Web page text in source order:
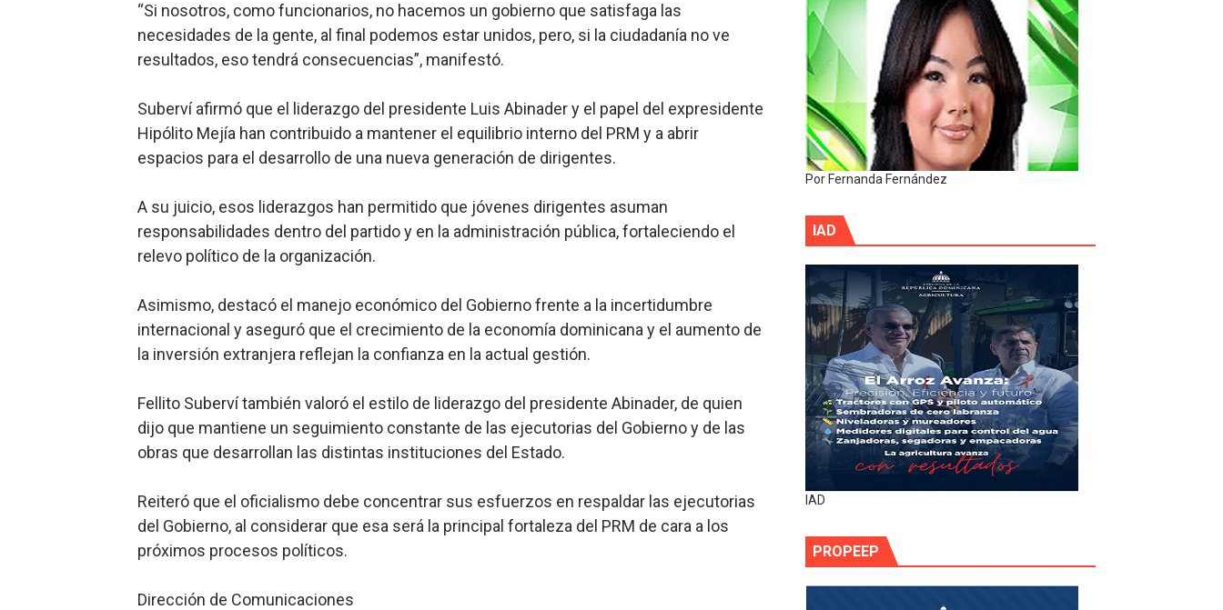
“Si nosotros, como funcionarios, no hacemos un gobierno que satisfaga las
necesidades de la gente, al final podemos estar unidos, pero, si la ciudadanía no ve
resultados, eso tendrá consecuencias”, manifestó.
Suberví afirmó que el liderazgo del presidente Luis Abinader y el papel del expresidente
Hipólito Mejía han contribuido a mantener el equilibrio interno del PRM y a abrir
espacios para el desarrollo de una nueva generación de dirigentes.
A su juicio, esos liderazgos han permitido que jóvenes dirigentes asuman
responsabilidades dentro del partido y en la administración pública, fortaleciendo el
relevo político de la organización.
Asimismo, destacó el manejo económico del Gobierno frente a la incertidumbre
internacional y aseguró que el crecimiento de la economía dominicana y el aumento de
la inversión extranjera reflejan la confianza en la actual gestión.
Fellito Suberví también valoró el estilo de liderazgo del presidente Abinader, de quien
dijo que mantiene un seguimiento constante de las ejecutorias del Gobierno y de las
obras que desarrollan las distintas instituciones del Estado.
Reiteró que el oficialismo debe concentrar sus esfuerzos en respaldar las ejecutorias
del Gobierno, al considerar que esa será la principal fortaleza del PRM de cara a los
próximos procesos políticos.
Dirección de Comunicaciones
Por Fernanda Fernández
IAD
IAD
PROPEEP